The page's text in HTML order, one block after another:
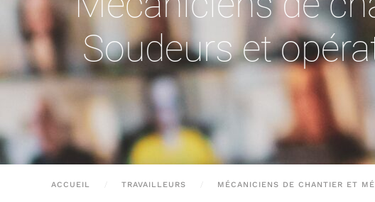
Soudeurs et
ACCUEIL TRAVAILLEURS MÉCANICIENS DE CHANTIER ET